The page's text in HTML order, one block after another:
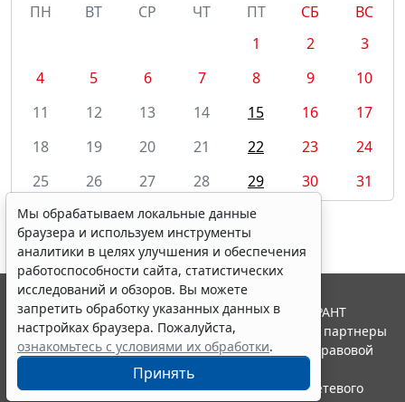
ПН
ВТ СР ЧТ ПТ СБ
ВС
1
2
3
4
5 6 7 8 9
10
11
12 13 14 15 16
17
18
19 20 21 22 23
24
25
26 27 28 29 30 31
Мы обрабатываем локальные данные
браузера и используем инструменты
аналитики в целях улучшения и обеспечения
работоспособности сайта, статистических
исследований и обзоров. Вы можете
запретить обработку указанных данных в
настройках браузера. Пожалуйста,
ознакомьтесь с условиями их обработки.
Принять
© ООО "НПП "ГАРАНТ-СЕРВИС", 2026. Система ГАРАНТ
выпускается с 1990 года. Компания "Гарант" и ее партнеры
являются участниками Российской ассоциации правовой
информации ГАРАНТ.
Портал ГАРАНТ.РУ зарегистрирован в качестве сетевого